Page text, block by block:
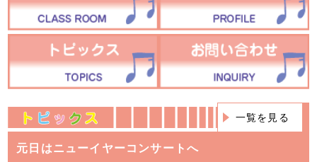
一覧を見る
元日はニューイヤーコンサートへ